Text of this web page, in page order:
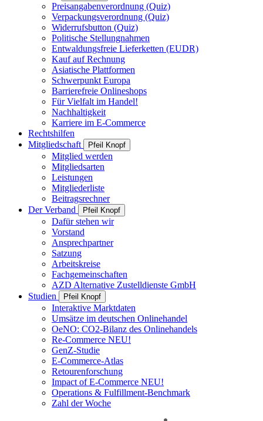
Preisangabenverordnung (Quiz)
Verpackungsverordnung (Quiz)
Widerrufsbutton (Quiz)
Politische Stellungnahmen
Entwaldungsfreie Lieferketten (EUDR)
Kauf auf Rechnung
Asiatische Plattformen
Schwerpunkt Europa
Barrierefreie Onlineshops
Für Vielfalt im Handel!
Nachhaltigkeit
Karriere im E-Commerce
Rechtshilfen
Mitgliedschaft
Pfeil Knopf
Mitglied werden
Mitgliedsarten
Leistungen
Mitgliederliste
Beitragsrechner
Der Verband
Pfeil Knopf
Dafür stehen wir
Vorstand
Ansprechpartner
Satzung
Arbeitskreise
Fachgemeinschaften
AZD Alternative Zustelldienste GmbH
Studien
Pfeil Knopf
Interaktive Marktdaten
Umsätze im deutschen Onlinehandel
OeNO: CO2-Bilanz des Onlinehandels
Re-Commerce NEU!
GenZ-Studie
E-Commerce-Atlas
Retourenforschung
Impact of E-Commerce NEU!
Operations & Fulfillment-Benchmark
Zahl der Woche